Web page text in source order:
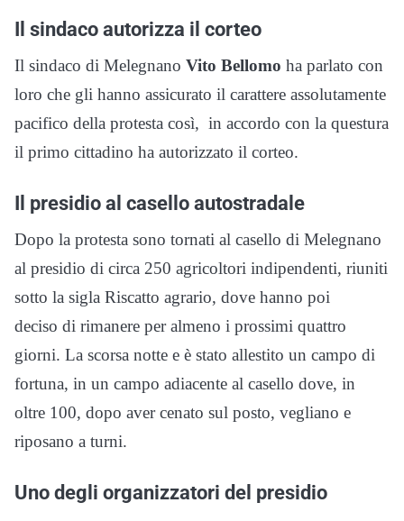
Il sindaco autorizza il corteo
Il sindaco di Melegnano Vito Bellomo ha parlato con
loro che gli hanno assicurato il carattere assolutamente
pacifico della protesta così, in accordo con la questura
il primo cittadino ha autorizzato il corteo.
Il presidio al casello autostradale
Dopo la protesta sono tornati al casello di Melegnano
al presidio di circa 250 agricoltori indipendenti, riuniti
sotto la sigla Riscatto agrario, dove hanno poi
deciso di rimanere per almeno i prossimi quattro
giorni. La scorsa notte e è stato allestito un campo di
fortuna, in un campo adiacente al casello dove, in
oltre 100, dopo aver cenato sul posto, vegliano e
riposano a turni.
Uno degli organizzatori del presidio